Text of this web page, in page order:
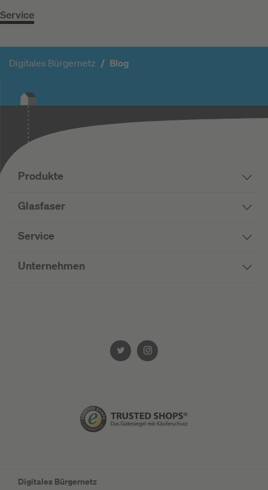
Service
Digitales Bürgernetz Blog
Produkte
Glasfaser
Service
Unternehmen
Digitales Bürgernetz